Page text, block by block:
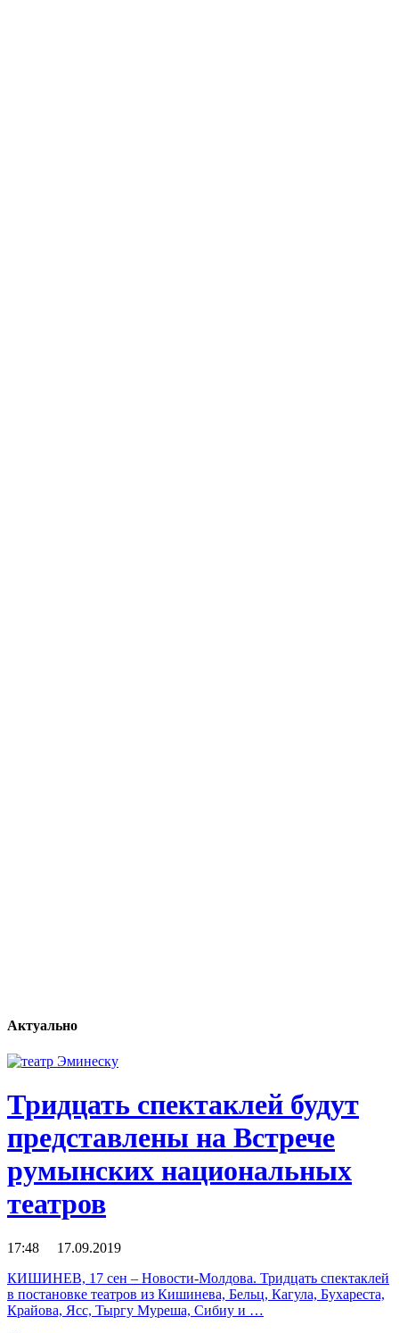
Актуально
Тридцать спектаклей будут
представлены на Встрече
румынских национальных
театров
17:48 17.09.2019
КИШИНЕВ, 17 сен – Новости-Молдова. Тридцать спектаклей
в постановке театров из Кишинева, Бельц, Кагула, Бухареста,
Крайова, Ясс, Тыргу Муреша, Сибиу и …